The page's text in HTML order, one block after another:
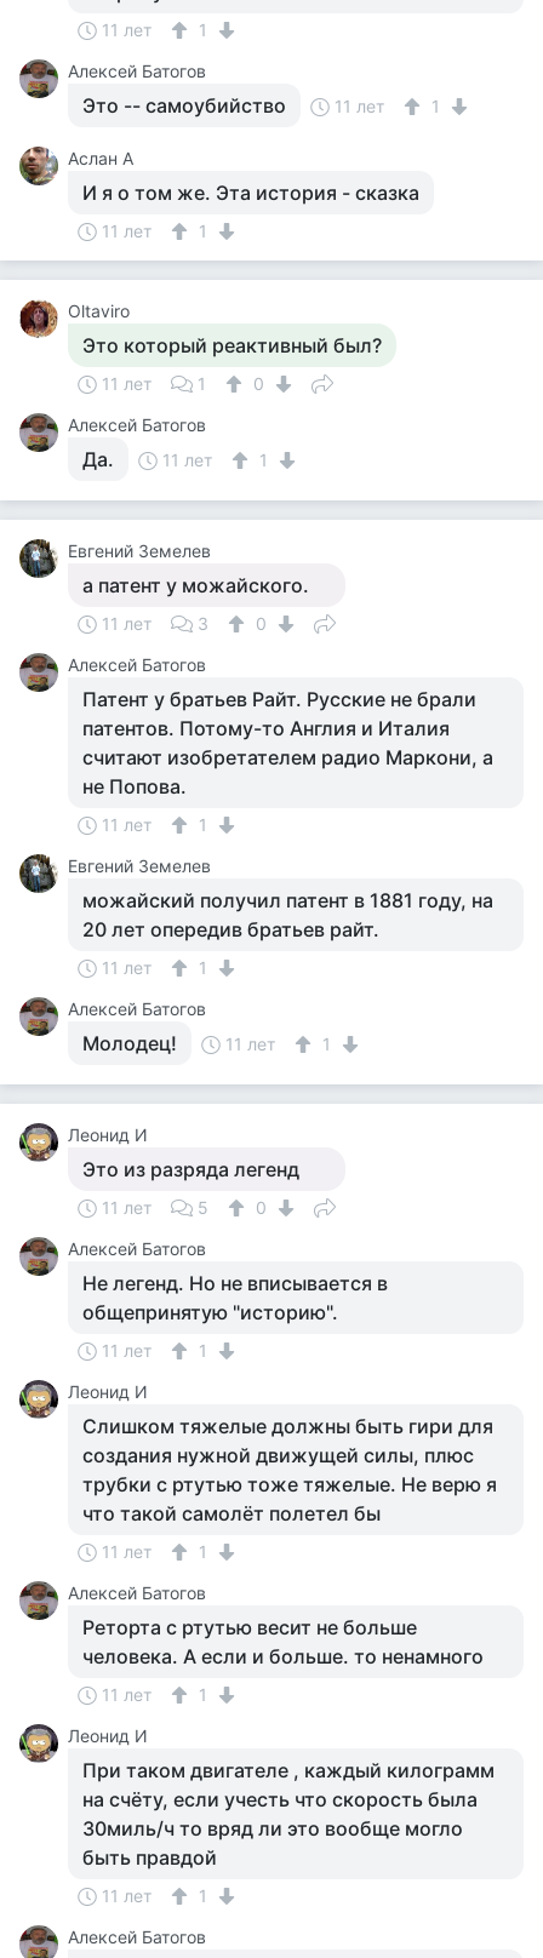
11 лет
1
Алексей Батогов
Это -- самоубийство 11 лет 1
Аслан А
И я о том же. Эта история - сказка
11 лет 1
Oltaviro
Это который реактивный был?
11 лет 1
0
Алексей Батогов
Да. 11 лет 1
Евгений Земелев
а патент у можайского.
11 лет 3
0
Алексей Батогов
Патент у братьев Райт. Русские не брали
патентов. Потому-то Англия и Италия
считают изобретателем радио Маркони, а
не Попова.
11 лет
1
Евгений Земелев
можайский получил патент в 1881 году, на
20 лет опередив братьев райт.
11 лет
1
Алексей Батогов
Молодец! 11 лет 1
Леонид И
Это из разряда легенд
11 лет 5
0
Алексей Батогов
Не легенд. Но не вписывается в
общепринятую "историю".
11 лет
1
Леонид И
Слишком тяжелые должны быть гири для
создания нужной движущей силы, плюс
трубки с ртутью тоже тяжелые. Не верю я
что такой самолёт полетел бы
11 лет
1
Алексей Батогов
Реторта с ртутью весит не больше
человека. А если и больше. то ненамного
11 лет
1
Леонид И
При таком двигателе , каждый килограмм
на счёту, если учесть что скорость была
30миль/ч то вряд ли это вообще могло
быть правдой
11 лет
1
Алексей Батогов